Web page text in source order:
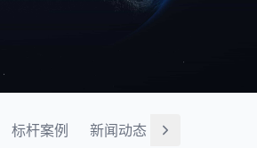
标杆案例
新闻动态